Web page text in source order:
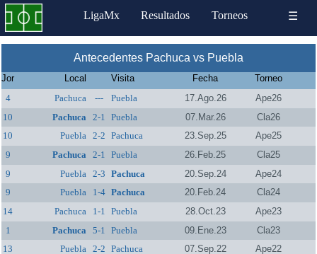
LigaMx Resultados Torneos ☰
Antecedentes Pachuca vs Puebla
Jor Local Visita Fecha
Torneo
4
Pachuca --- Puebla 17.Ago.26
Ape26
10
Pachuca 2-1 Puebla 07.Mar.26
Cla26
10
Puebla 2-2 Pachuca 23.Sep.25
Ape25
9
Pachuca 2-1 Puebla 26.Feb.25
Cla25
9
Puebla 2-3 Pachuca 20.Sep.24
Ape24
9
Puebla 1-4 Pachuca 20.Feb.24
Cla24
14
Pachuca 1-1 Puebla 28.Oct.23
Ape23
1
Pachuca 5-1 Puebla 09.Ene.23
Cla23
13
Puebla 2-2 Pachuca 07.Sep.22
Ape22